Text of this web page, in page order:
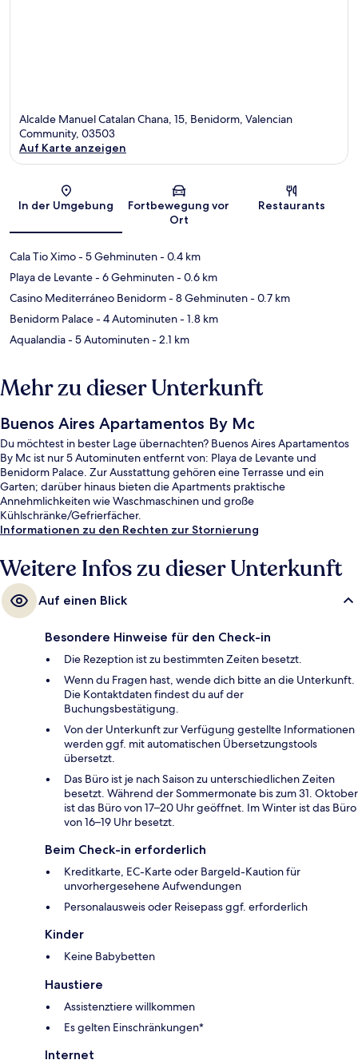
Alcalde Manuel Catalan Chana, 15, Benidorm, Valencian
Community, 03503
Auf Karte anzeigen
In der Umgebung
Fortbewegung vor
Ort
Restaurants
Cala Tio Ximo- 5 Gehminuten- 0.4 km
Playa de Levante- 6 Gehminuten- 0.6 km
Casino Mediterráneo Benidorm- 8 Gehminuten- 0.7 km
Benidorm Palace- 4 Autominuten- 1.8 km
Aqualandia- 5 Autominuten- 2.1 km
Mehr zu dieser Unterkunft
Buenos Aires Apartamentos By Mc
Du möchtest in bester Lage übernachten? Buenos Aires Apartamentos
By Mc ist nur 5 Autominuten entfernt von: Playa de Levante und
Benidorm Palace. Zur Ausstattung gehören eine Terrasse und ein
Garten; darüber hinaus bieten die Apartments praktische
Annehmlichkeiten wie Waschmaschinen und große
Kühlschränke/Gefrierfächer.
Informationen zu den Rechten zur Stornierung
Weitere Infos zu dieser Unterkunft
Auf einen Blick
Besondere Hinweise für den Check-in
Die Rezeption ist zu bestimmten Zeiten besetzt.
Wenn du Fragen hast, wende dich bitte an die Unterkunft.
Die Kontaktdaten findest du auf der
Buchungsbestätigung.
Von der Unterkunft zur Verfügung gestellte Informationen
werden ggf. mit automatischen Übersetzungstools
übersetzt.
Das Büro ist je nach Saison zu unterschiedlichen Zeiten
besetzt. Während der Sommermonate bis zum 31. Oktober
ist das Büro von 17–20 Uhr geöffnet. Im Winter ist das Büro
von 16–19 Uhr besetzt.
Beim Check-in erforderlich
Kreditkarte, EC-Karte oder Bargeld-Kaution für
unvorhergesehene Aufwendungen
Personalausweis oder Reisepass ggf. erforderlich
Kinder
Keine Babybetten
Haustiere
Assistenztiere willkommen
Es gelten Einschränkungen*
Internet